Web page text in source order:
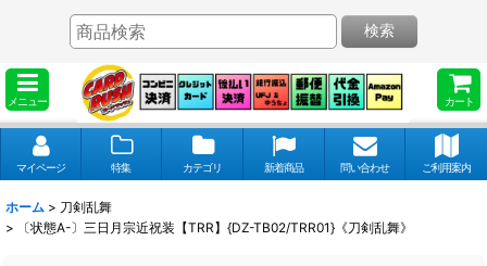
メニュー カート
検索
マイページ 特集 カテゴリ 新着商品 問い合わせ ご利用案内
ホーム > 刀剣乱舞
>
〔状態A-〕三日月宗近祝装【TRR】{DZ-TB02/TRR01}《刀剣乱舞》